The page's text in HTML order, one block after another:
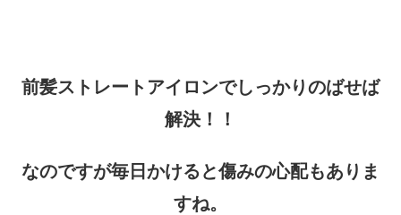
前髪ストレートアイロンでしっかりのばせば
解決！！
なのですが毎日かけると傷みの心配もありま
すね。